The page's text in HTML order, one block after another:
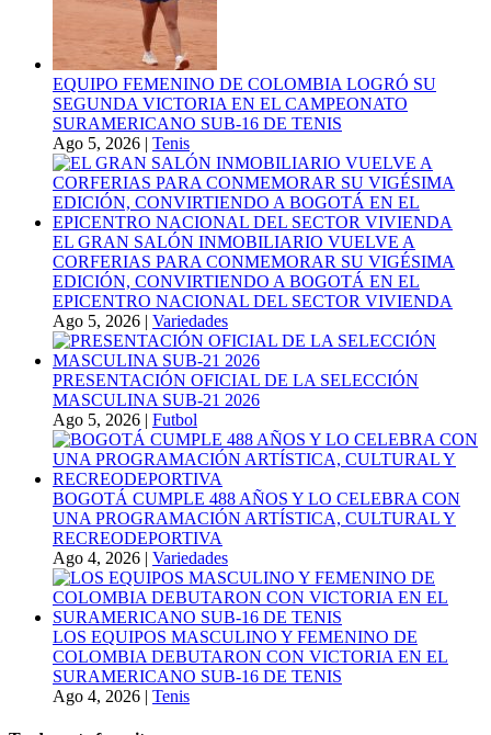
EQUIPO FEMENINO DE COLOMBIA LOGRÓ SU
SEGUNDA VICTORIA EN EL CAMPEONATO
SURAMERICANO SUB-16 DE TENIS
Ago 5, 2026 | Tenis
EL GRAN SALÓN INMOBILIARIO VUELVE A
CORFERIAS PARA CONMEMORAR SU VIGÉSIMA
EDICIÓN, CONVIRTIENDO A BOGOTÁ EN EL
EPICENTRO NACIONAL DEL SECTOR VIVIENDA
Ago 5, 2026 | Variedades
PRESENTACIÓN OFICIAL DE LA SELECCIÓN
MASCULINA SUB-21 2026
Ago 5, 2026 | Futbol
BOGOTÁ CUMPLE 488 AÑOS Y LO CELEBRA CON
UNA PROGRAMACIÓN ARTÍSTICA, CULTURAL Y
RECREODEPORTIVA
Ago 4, 2026 | Variedades
LOS EQUIPOS MASCULINO Y FEMENINO DE
COLOMBIA DEBUTARON CON VICTORIA EN EL
SURAMERICANO SUB-16 DE TENIS
Ago 4, 2026 | Tenis